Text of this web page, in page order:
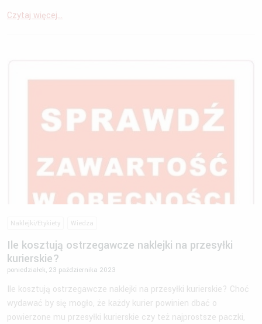
Czytaj więcej...
Naklejki/Etykiety Wiedza
Ile kosztują ostrzegawcze naklejki na przesyłki
kurierskie?
poniedziałek, 23 października 2023
Ile kosztują ostrzegawcze naklejki na przesyłki kurierskie? Choć
wydawać by się mogło, że każdy kurier powinien dbać o
powierzone mu przesyłki kurierskie czy też najprostsze paczki,